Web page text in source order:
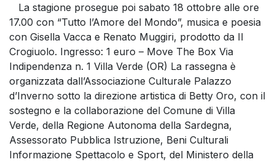
La stagione prosegue poi sabato 18 ottobre alle ore
17.00 con “Tutto l’Amore del Mondo”, musica e poesia
con Gisella Vacca e Renato Muggiri, prodotto da Il
Crogiuolo. Ingresso: 1 euro – Move The Box Via
Indipendenza n. 1 Villa Verde (OR) La rassegna è
organizzata dall’Associazione Culturale Palazzo
d’Inverno sotto la direzione artistica di Betty Oro, con il
sostegno e la collaborazione del Comune di Villa
Verde, della Regione Autonoma della Sardegna,
Assessorato Pubblica Istruzione, Beni Culturali
Informazione Spettacolo e Sport, del Ministero della